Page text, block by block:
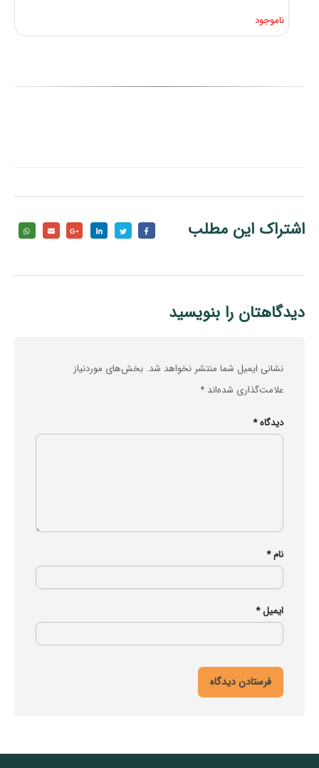
ناموجود
اشتراک این مطلب
دیدگاهتان را بنویسید
نشانی ایمیل شما منتشر نخواهد شد. بخش‌های موردنیاز
علامت‌گذاری شده‌اند *
دیدگاه*
نام*
ایمیل*